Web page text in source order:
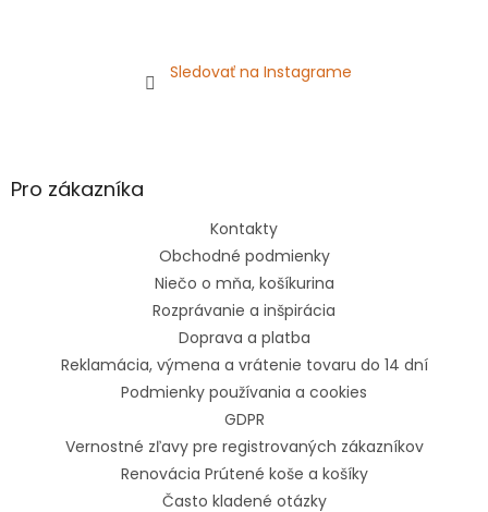
Sledovať na Instagrame
Pro zákazníka
Kontakty
Obchodné podmienky
Niečo o mňa, košíkurina
Rozprávanie a inšpirácia
Doprava a platba
Reklamácia, výmena a vrátenie tovaru do 14 dní
Podmienky používania a cookies
GDPR
Vernostné zľavy pre registrovaných zákazníkov
Renovácia Prútené koše a košíky
Často kladené otázky